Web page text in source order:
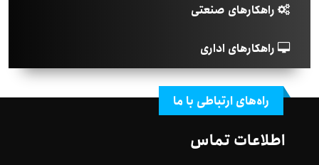
راهکارهای صنعتی
راهکارهای اداری
راه‌های ارتباطی با ما
اطلاعات تماس